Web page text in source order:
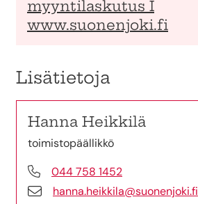
myyntilaskutus I
www.suonenjoki.fi
Lisätietoja
Hanna Heikkilä
toimistopäällikkö
044 758 1452
hanna.heikkila@suonenjoki.fi